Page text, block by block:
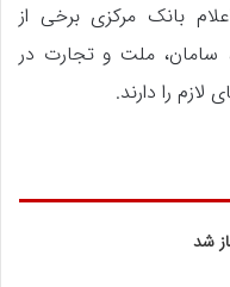
بانک مرکزی برخی از
سامان، ملت و تجارت در
را دارند.
شد